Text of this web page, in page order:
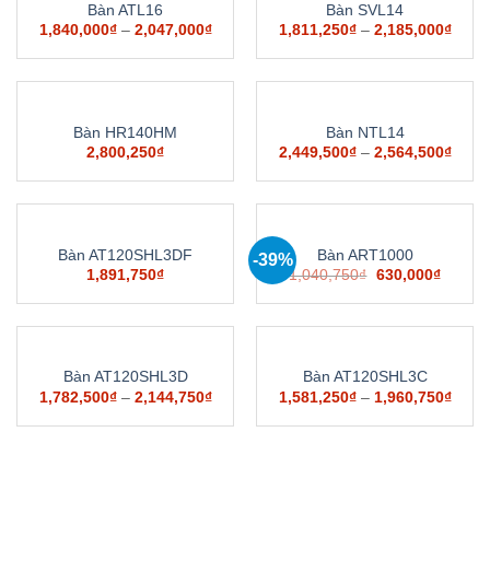
Bàn ATL16
1,840,000₫– 2,047,000₫
Bàn SVL14
1,811,250₫– 2,185,000₫
Bàn HR140HM
2,800,250₫
Bàn NTL14
2,449,500₫– 2,564,500₫
Bàn AT120SHL3DF
1,891,750₫
-39%
Bàn ART1000
1,040,750₫ 630,000₫
Bàn AT120SHL3D
1,782,500₫– 2,144,750₫
Bàn AT120SHL3C
1,581,250₫– 1,960,750₫